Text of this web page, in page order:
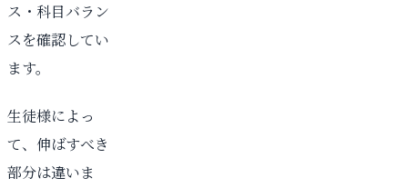
ス・科目バラン
スを確認してい
ます。
生徒様によっ
て、伸ばすべき
部分は違いま